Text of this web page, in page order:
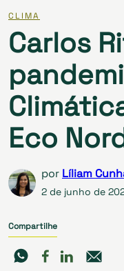
CLIMA
Carlos
Eco
por Líliam
2 de junho de
Compartilhe